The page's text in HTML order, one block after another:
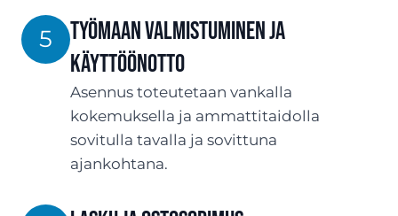
5
Työmaan valmistuminen ja
käyttöönotto
Asennus toteutetaan vankalla
kokemuksella ja ammattitaidolla
sovitulla tavalla ja sovittuna
ajankohtana.